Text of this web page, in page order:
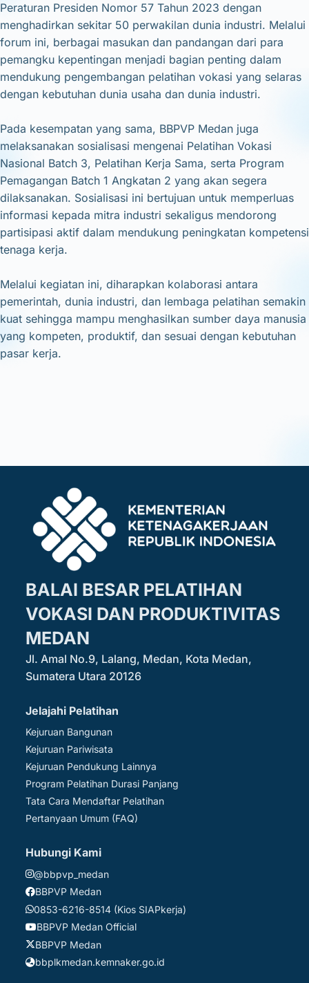
Peraturan Presiden Nomor 57 Tahun 2023 dengan
menghadirkan sekitar 50 perwakilan dunia industri. Melalui
forum ini, berbagai masukan dan pandangan dari para
pemangku kepentingan menjadi bagian penting dalam
mendukung pengembangan pelatihan vokasi yang selaras
dengan kebutuhan dunia usaha dan dunia industri.
Pada kesempatan yang sama, BBPVP Medan juga
melaksanakan sosialisasi mengenai Pelatihan Vokasi
Nasional Batch 3, Pelatihan Kerja Sama, serta Program
Pemagangan Batch 1 Angkatan 2 yang akan segera
dilaksanakan. Sosialisasi ini bertujuan untuk memperluas
informasi kepada mitra industri sekaligus mendorong
partisipasi aktif dalam mendukung peningkatan kompetensi
tenaga kerja.
Melalui kegiatan ini, diharapkan kolaborasi antara
pemerintah, dunia industri, dan lembaga pelatihan semakin
kuat sehingga mampu menghasilkan sumber daya manusia
yang kompeten, produktif, dan sesuai dengan kebutuhan
pasar kerja.
BALAI BESAR PELATIHAN
VOKASI DAN PRODUKTIVITAS
MEDAN
Jl. Amal No.9, Lalang, Medan, Kota Medan,
Sumatera Utara 20126
Jelajahi Pelatihan
Kejuruan Bangunan
Kejuruan Pariwisata
Kejuruan Pendukung Lainnya
Program Pelatihan Durasi Panjang
Tata Cara Mendaftar Pelatihan
Pertanyaan Umum (FAQ)
Hubungi Kami
@bbpvp_medan
BBPVP Medan
0853-6216-8514 (Kios SIAPkerja)
BBPVP Medan Official
BBPVP Medan
bbplkmedan.kemnaker.go.id